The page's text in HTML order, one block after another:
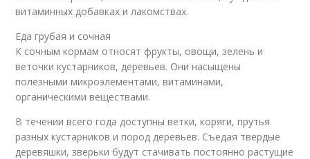
витаминных добавках и лакомствах.
Еда грубая и сочная
К сочным кормам относят фрукты, овощи, зелень и
веточки кустарников, деревьев. Они насыщены
полезными микроэлементами, витаминами,
органическими веществами.
В течении всего года доступны ветки, коряги, прутья
разных кустарников и пород деревьев. Съедая твердые
деревяшки, зверьки будут стачивать постоянно растущие